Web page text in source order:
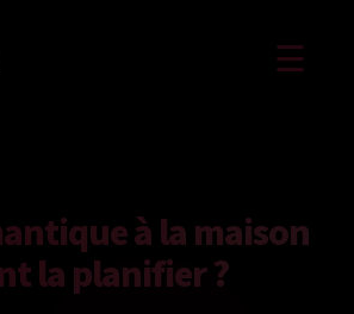
☰
à la maison
la planifier ?